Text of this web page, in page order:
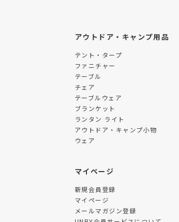
アウトドア・キャンプ用品
テント・タープ
ファニチャー
テーブル
チェア
テーブルウェア
ブランケット
ランタン ライト
アウトドア・キャンプ小物
ウェア
マイページ
新規会員登録
マイページ
メールマガジン登録